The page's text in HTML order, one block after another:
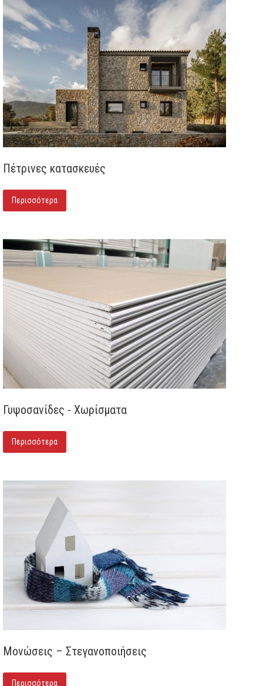
Πέτρινες κατασκευές
Περισσότερα
Γυψοσανίδες - Χωρίσματα
Περισσότερα
Μονώσεις – Στεγανοποιήσεις
Περισσότερα